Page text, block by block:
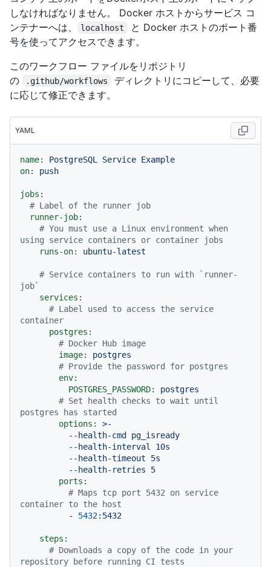
しなければなりません。 Docker ホストからサービス コ
ンテナーへは、
localhost
と Docker ホストのポート番
号を使ってアクセスできます。
このワークフロー ファイルをリポジトリ
の
.github/workflows
ディレクトリにコピーして、必要
に応じて修正できます。
YAML
name: PostgreSQL Service Example
on:
push
jobs:
# Label of the runner job
runner-job:
# You must use a Linux environment when
using service containers or container jobs
runs-on:
ubuntu-latest
# Service containers to run with `runner-
job`
services:
# Label used to access the service
container
postgres:
# Docker Hub image
image:
postgres
# Provide the password for postgres
env:
POSTGRES_PASSWORD:
postgres
# Set health checks to wait until
postgres has started
options:
>-
ports:
# Maps tcp port 5432 on service
container to the host
-
5432:5432
steps:
# Downloads a copy of the code in your
repository before running CI tests